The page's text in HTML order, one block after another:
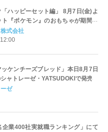
ハッピーセット編」 8月7日(金)よ
ト『ポケモン』のおもちゃが期間限
式会社
ケンチーズブレッド」本日8月7日
シャトレーゼ・YATSUDOKIで発売
ゼ
企業400社実就職ランキング」にて